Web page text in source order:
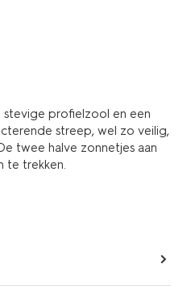
stevige profielzool en een
streep, wel zo veilig,
twee halve zonnetjes aan
te trekken.